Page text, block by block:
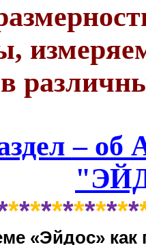
– об
************
«Эйдос»